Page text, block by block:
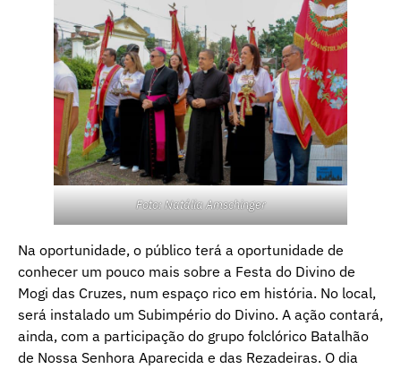
Foto: Natália Amschinger
Na oportunidade, o público terá a oportunidade de
conhecer um pouco mais sobre a Festa do Divino de
Mogi das Cruzes, num espaço rico em história. No local,
será instalado um Subimpério do Divino. A ação contará,
ainda, com a participação do grupo folclórico Batalhão
de Nossa Senhora Aparecida e das Rezadeiras. O dia